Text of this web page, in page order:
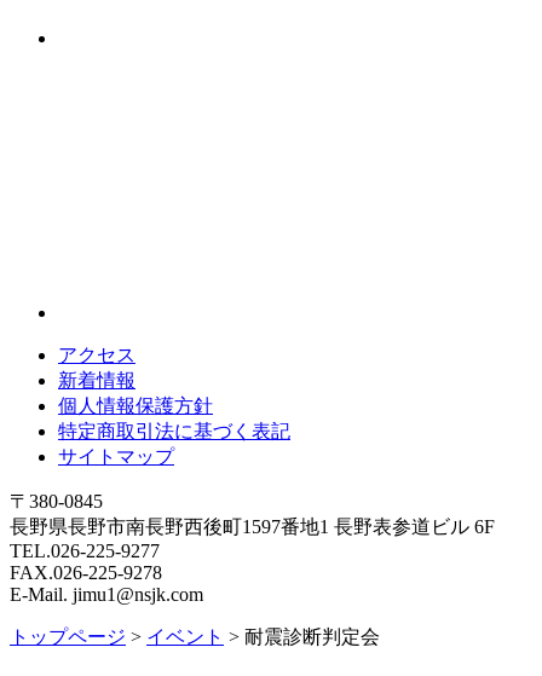
アクセス
新着情報
個人情報保護方針
特定商取引法に基づく表記
サイトマップ
〒380-0845
長野県長野市南長野西後町1597番地1 長野表参道ビル 6F
TEL.026-225-9277
FAX.026-225-9278
E-Mail. jimu1@nsjk.com
トップページ > イベント > 耐震診断判定会